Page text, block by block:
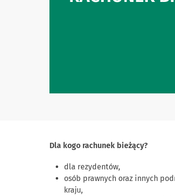
Dla kogo rachunek bieżący?
dla rezydentów,
osób prawnych oraz innych
kraju,